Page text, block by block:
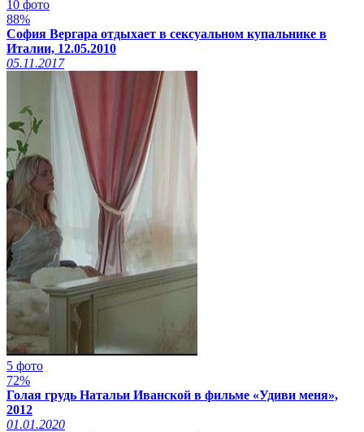
10 фото
88%
София Вергара отдыхает в сексуальном купальнике в
Италии, 12.05.2010
05.11.2017
5 фото
72%
Голая грудь Натальи Иванской в фильме «Удиви меня»,
2012
01.01.2020